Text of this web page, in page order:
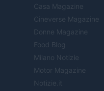
Casa Magazine
Cineverse Magazine
Donne Magazine
Food Blog
Milano Notizie
Motor Magazine
Notizie.it